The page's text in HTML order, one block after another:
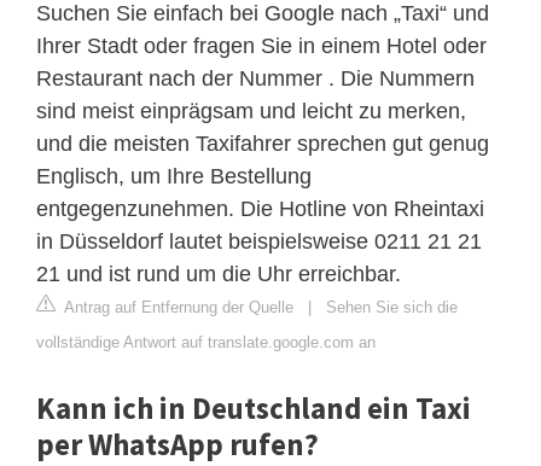
Suchen Sie einfach bei Google nach „Taxi“ und
Ihrer Stadt oder fragen Sie in einem Hotel oder
Restaurant nach der Nummer . Die Nummern
sind meist einprägsam und leicht zu merken,
und die meisten Taxifahrer sprechen gut genug
Englisch, um Ihre Bestellung
entgegenzunehmen. Die Hotline von Rheintaxi
in Düsseldorf lautet beispielsweise 0211 21 21
21 und ist rund um die Uhr erreichbar.
Antrag auf Entfernung der Quelle
Sehen Sie sich die
vollständige Antwort auf translate.google.com an
Kann ich in Deutschland ein Taxi
per WhatsApp rufen?